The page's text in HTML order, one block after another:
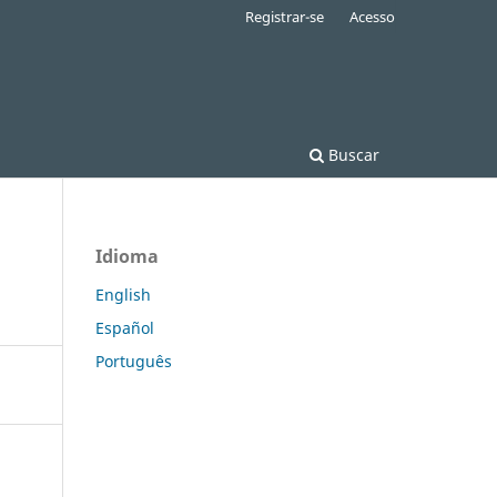
Buscar
Registrar-se Acesso
Idioma
English
Español
Português